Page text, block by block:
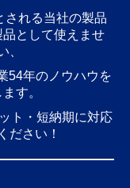
される当社の製品
として使えませ
、
54年のノウハウを
す。
ト・短納期に対応
ださい！